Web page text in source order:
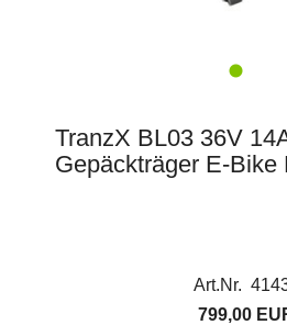
TranzX BL03 36V
Gepäckträger E-Bike
Art.Nr.
799,00